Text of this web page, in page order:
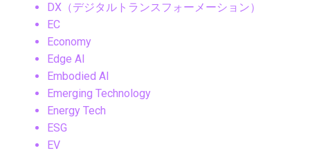
DX（デジタルトランスフォーメーション）
EC
Economy
Edge AI
Embodied AI
Emerging Technology
Energy Tech
ESG
EV